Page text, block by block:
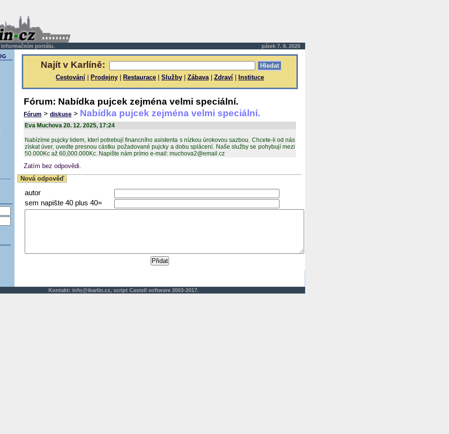
informačním portálu. pátek 7. 8. 2026
Najít v Karlíně:
Cestování Prodejny Restaurace Služby Zábava| Zdraví Instituce
Fórum: Nabídka pujcek zejména velmi speciální.
Fórum > diskuse > Nabídka pujcek zejména velmi speciální.
Eva Muchova 20. 12. 2025, 17:24
Nabízíme pujcky lidem, kterí potrebují financního asistenta s nízkou úrokovou sazbou. Chcete-li od nás
získat úver, uvedte presnou cástku požadované pujcky a dobu splácení. Naše služby se pohybují mezi
50.000Kc až 60,000.000Kc. Napište nám prímo e-mail: muchova2@email.cz
Zatím bez odpovědi.
Nová odpověď
autor
sem napište 40 plus 40=
Kontakt: info@ikarlin.cz, script Castell software 2003-2017.